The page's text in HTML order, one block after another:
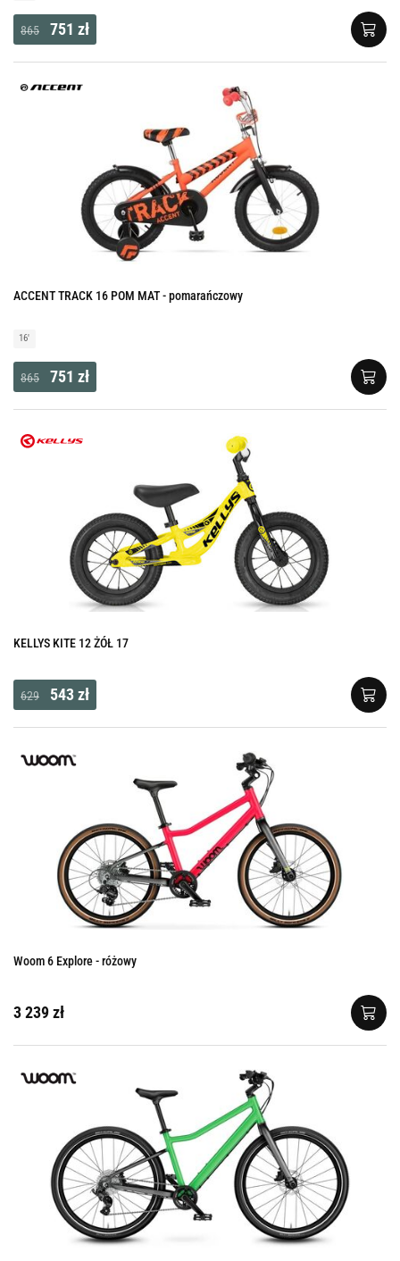
865 751 zł
ACCENT TRACK 16 POM MAT - pomarańczowy
16'
865 751 zł
KELLYS KITE 12 ŻÓŁ 17
629 543 zł
Woom 6 Explore - różowy
3 239 zł